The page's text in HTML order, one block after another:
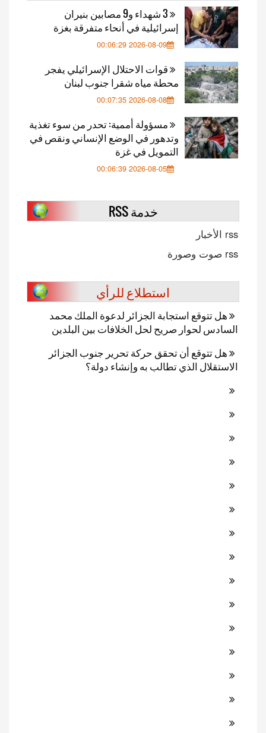
3 شهداء و9 مصابين بنيران
إسرائيلية في أنحاء متفرقة بغزة
2026-08-09 00:06:29
قوات الاحتلال الإسرائيلي يفجر
محطة مياه شقرا جنوب لبنان
2026-08-08 00:07:35
مسؤولة أممية: تحدر من سوء تغذية
وتدهور في الوضع الإنساني ونقص في
التمويل في غزة
2026-08-05 00:06:39
خدمة RSS
rss الأخبار
rss صوت وصورة
استطلاع للرأي
هل تتوقع استجابة الجزائر لدعوة الملك محمد
السادس لحوار صريح لحل الخلافات بين البلدين
هل تتوقع أن تحقق حركة تحرير جنوب الجزائر
الاستقلال الذي تطالب به وإنشاء دولة؟